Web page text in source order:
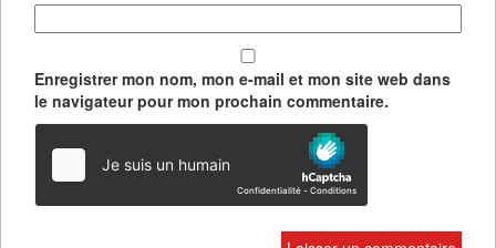
Enregistrer mon nom, mon e-mail et mon site web dans
le navigateur pour mon prochain commentaire.